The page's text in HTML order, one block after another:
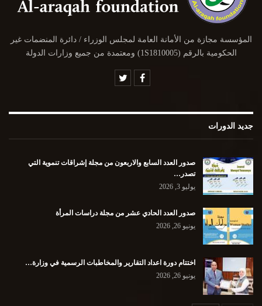
المؤسسة مجازة من الأمانة العامة لمجلس الوزراء / دائرة المنضمات غير
الحكومية بالرقم (1S1810005) ومعتمدة من جميع وزارات الدولة
جديد الدورات
صدور العدد السابع والاربعون من مجلة إشراقات تنموية التي
تصدر…
يوليو 3, 2026
صدور العدد الحادي عشر من مجلة دراسات المرأة
يونيو 26, 2026
اختتام دورة اعداد التقارير والمخاطبات الرسمية في وزارة…
يونيو 26, 2026